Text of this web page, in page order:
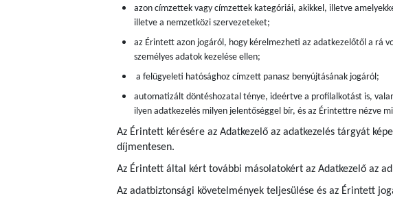
azon címzettek vagy címzettek kategóriái, akikkel, illetve
illetve a nemzetközi szervezeteket;
az Érintett azon jogáról, hogy kérelmezheti az adatkezelőtől a rá
személyes adatok kezelése ellen;
a felügyeleti hatósághoz címzett panasz benyújtásának jogáról;
automatizált döntéshozatal ténye, ideértve a profilalkotást is,
ilyen adatkezelés milyen jelentőséggel bír, és az Érintettre nézve
Az Érintett kérésére az Adatkezelő az adatkezelés tárgyát
díjmentesen.
Az Érintett által kért további másolatokért az Adatkezelő az
Az adatbiztonsági követelmények teljesülése és az Érintett